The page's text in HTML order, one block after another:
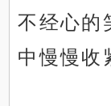
不经心的
中慢慢收